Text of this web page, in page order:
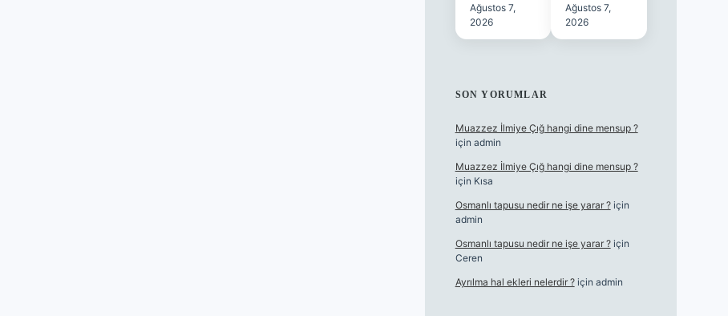
Ağustos 7,
2026
Ağustos 7,
2026
SON YORUMLAR
Muazzez İlmiye Çığ hangi dine mensup ?
için admin
Muazzez İlmiye Çığ hangi dine mensup ?
için Kısa
Osmanlı tapusu nedir ne işe yarar ?için
admin
Osmanlı tapusu nedir ne işe yarar ?için
Ceren
Ayrılma hal ekleri nelerdir ?için admin